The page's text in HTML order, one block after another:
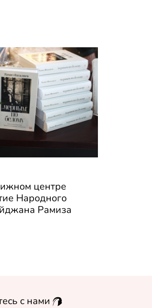
центре
Народного
Рамиза
с нами